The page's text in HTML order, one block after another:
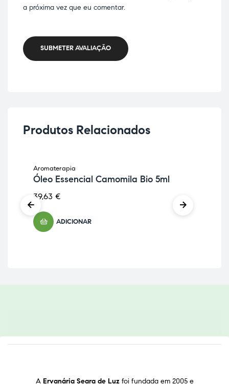
a próxima vez que eu comentar.
SUBMETER AVALIAÇÃO
Produtos Relacionados
Aromaterapia
Óleo Essencial Camomila Bio 5ml
39,63 €
ADICIONAR
A Ervanária Seara de Luz foi fundada em 2005 e